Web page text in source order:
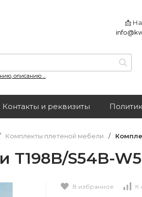
📩
описанию ...
Контакты и реквизиты
Комплекты плетеной мебели /
S54B-
В избранное К